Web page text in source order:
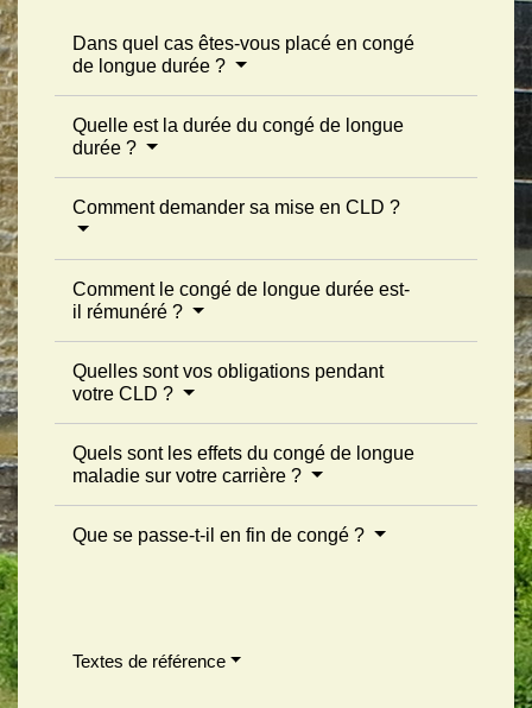
Dans quel cas êtes-vous placé en congé
de longue durée ?
Quelle est la durée du congé de longue
durée ?
Comment demander sa mise en CLD ?
Comment le congé de longue durée est-
il rémunéré ?
Quelles sont vos obligations pendant
votre CLD ?
Quels sont les effets du congé de longue
maladie sur votre carrière ?
Que se passe-t-il en fin de congé ?
Textes de référence